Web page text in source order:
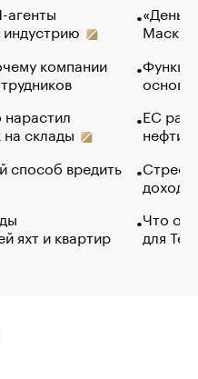
агенты
компании
склады
способ вредить
яхт и квартир
Маск в
основ
ЕС
нефти
Что
для